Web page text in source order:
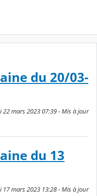
du 20/03-
22 mars 2023 07:39 - Mis à jour
du 13
17 mars 2023 13:28 - Mis à jour